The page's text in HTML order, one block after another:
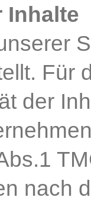
Inhalte
Für
der
nach